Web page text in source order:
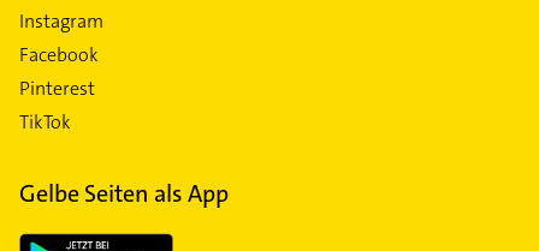
Instagram
Facebook
Pinterest
TikTok
Gelbe Seiten als App